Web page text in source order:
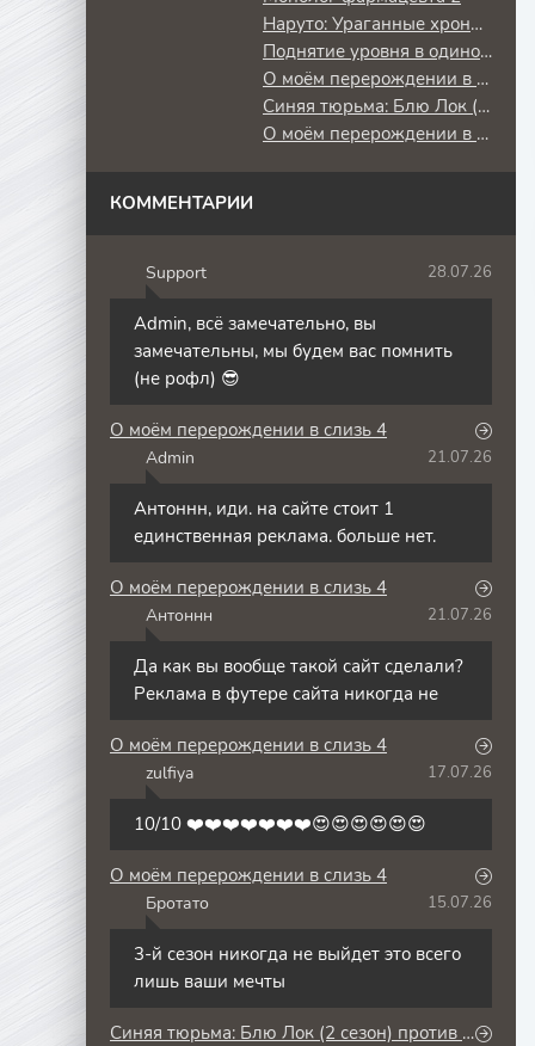
Наруто: Ураганные хроники
Поднятие уровня в одиночку: Повторное пробуждение
О моём перерождении в слизь
Синяя тюрьма: Блю Лок (2 сезон) против юношеской сборной Японии
О моём перерождении в слизь 3
КОММЕНТАРИИ
Support 28.07.26
Admin, всё замечательно, вы
замечательны, мы будем вас помнить
(не рофл) 😎
О моём перерождении в слизь 4
Admin 21.07.26
Антоннн, иди. на сайте стоит 1
единственная реклама. больше нет.
О моём перерождении в слизь 4
Антоннн 21.07.26
Да как вы вообще такой сайт сделали?
Реклама в футере сайта никогда не
О моём перерождении в слизь 4
zulfiya 17.07.26
10/10 ❤️❤️❤️❤️❤️❤️❤️😍😍😍😍😍😍
О моём перерождении в слизь 4
Бротато 15.07.26
3-й сезон никогда не выйдет это всего
лишь ваши мечты
Синяя тюрьма: Блю Лок (2 сезон) против юношеской сборной Японии